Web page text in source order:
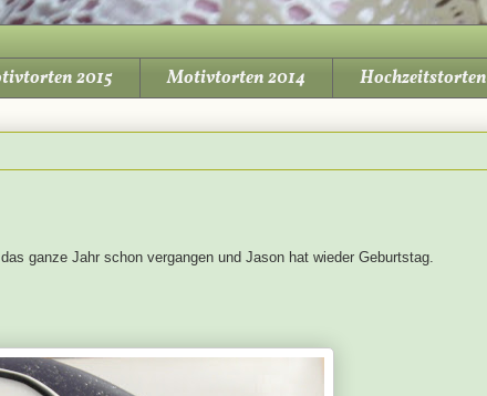
2015 Motivtorten 2014 Hochzeitstorten
ganze Jahr schon vergangen und Jason hat wieder Geburtstag.